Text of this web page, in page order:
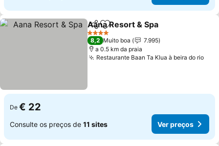
PartilharAdicionar aos favoritos
Aana Resort & Spa
4 Estrelas
8,2 Muito boa
7.995
a 0.5 km da praia
Restaurante Baan Ta Klua à beira do rio
De € 22
Consulte os preços de 11 sites Ver preços